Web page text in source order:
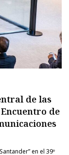
de las
Encuentro de
en el 39º